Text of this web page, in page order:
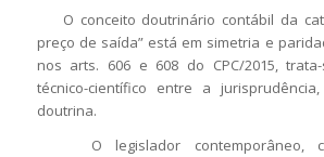
O conceito doutrinário contábil da
preço de saída” está em simetria e
nos arts. 606 e 608 do CPC/2015,
técnico-científico entre a
doutrina.
O legislador contemporâneo,